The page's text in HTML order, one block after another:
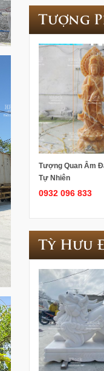
Tượng
Tượng Quan Âm
Tự Nhiên
0932 096 833
Tỳ Hưu